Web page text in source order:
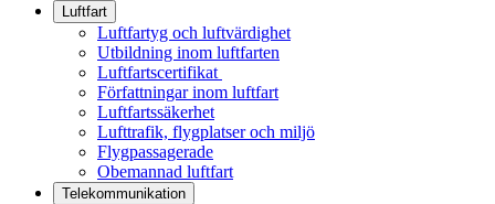
Luftfart
Luftfartyg och luftvärdighet
Utbildning inom luftfarten
Luftfartscertifikat
Författningar inom luftfart
Luftfartssäkerhet
Lufttrafik, flygplatser och miljö
Flygpassagerade
Obemannad luftfart
Telekommunikation